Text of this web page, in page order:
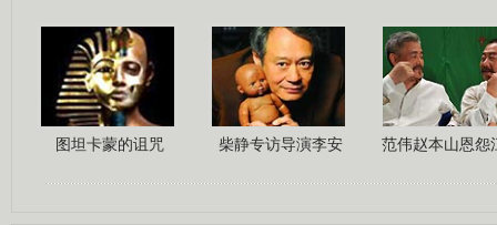
图坦卡蒙的诅咒 柴静专访导演李安 范伟赵本山恩怨